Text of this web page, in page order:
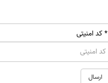
* کد امنیتی